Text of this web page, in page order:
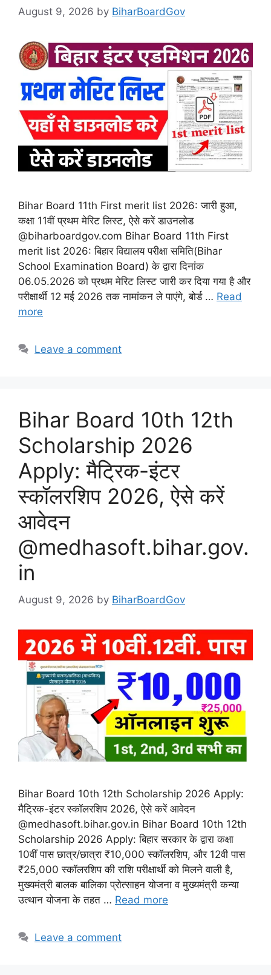
August 9, 2026 by BiharBoardGov
Bihar Board 11th First merit list 2026: जारी हुआ,
कक्षा 11वीं प्रथम मेरिट लिस्ट, ऐसे करें डाउनलोड
@biharboardgov.com Bihar Board 11th First
merit list 2026: बिहार विद्यालय परीक्षा समिति(Bihar
School Examination Board) के द्वारा दिनांक
06.05.2026 को प्रथम मेरिट लिस्ट जारी कर दिया गया है और
परीक्षार्थी 12 मई 2026 तक नामांकन ले पाएंगे, बोर्ड … Read
more
Leave a comment
Bihar Board 10th 12th
Scholarship 2026
Apply: मैट्रिक-इंटर
स्कॉलरशिप 2026, ऐसे करें
आवेदन
@medhasoft.bihar.gov.
in
August 9, 2026 by BiharBoardGov
Bihar Board 10th 12th Scholarship 2026 Apply:
मैट्रिक-इंटर स्कॉलरशिप 2026, ऐसे करें आवेदन
@medhasoft.bihar.gov.in Bihar Board 10th 12th
Scholarship 2026 Apply: बिहार सरकार के द्वारा कक्षा
10वीं पास छात्र/छात्रा ₹10,000 स्कॉलरशिप, और 12वी पास
₹25,000 स्कॉलरशिप की राशि परीक्षार्थी को मिलने वाली है,
मुख्यमंत्री बालक बालिका प्रोत्साहन योजना व मुख्यमंत्री कन्या
उत्थान योजना के तहत … Read more
Leave a comment